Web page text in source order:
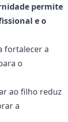
permite
e o
fortalecer a
o
ao filho reduz
a